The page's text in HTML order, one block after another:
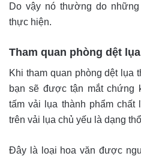
Do vậy nó thường do
thực hiện.
Tham quan phòng dệt
Khi tham quan phòng dệt lụa
bạn sẽ được tận mắt chứng
tấm vải lụa thành phẩm
trên vải lụa chủ yếu là dạng
Đây là loại hoa văn được